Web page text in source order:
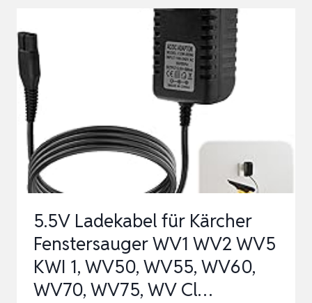
BATTERIELADEGERÄTE
ERSATZTEIL
ORIGINALQUALITÄT
–
BATTERIEK…
5.5V Ladekabel für Kärcher
Fenstersauger WV1 WV2 WV5
KWI 1, WV50, WV55, WV60,
WV70, WV75, WV Cl…